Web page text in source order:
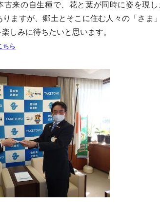
古来の自生種で、花と葉が同時に姿を現
りますが、郷土とそこに住む人々の「さま
しみに待ちたいと思います。
ちら